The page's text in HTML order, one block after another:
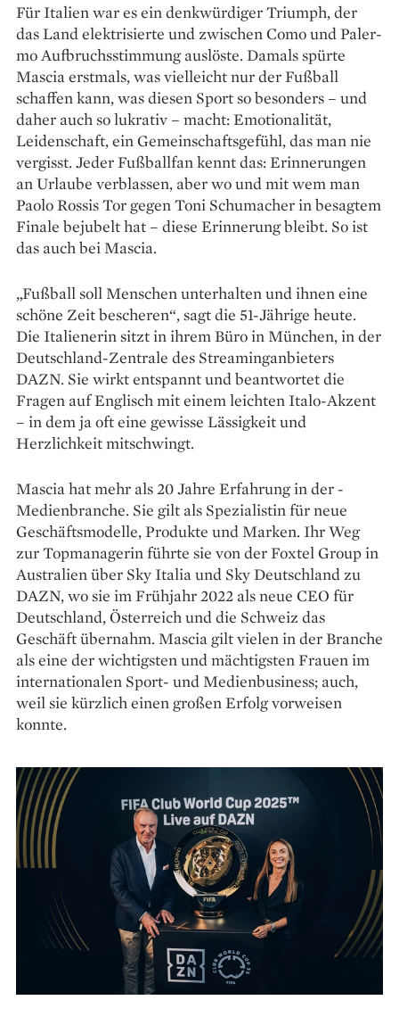
Für Italien war es ein denkwürdiger Triumph, der
das Land elektrisierte und zwischen Como und Paler­­
mo Aufbruchsstimmung auslöste. Damals spürte
Mascia erstmals, was vielleicht nur der Fußball
schaffen kann, was diesen Sport so besonders – und
daher auch so lukrativ – macht: Emotionalität,
Leidenschaft, ein Gemeinschaftsgefühl, das man nie
vergisst. Jeder Fußballfan kennt das: Erinnerungen
an Urlaube verblassen, aber wo und mit wem man
Paolo Rossis Tor gegen Toni Schumacher in besagtem
Finale bejubelt hat – diese ­Erinnerung bleibt. So ist
das auch bei Mascia.
„Fußball soll Menschen unterhalten und ihnen eine
schöne Zeit bescheren“, sagt die 51-Jährige heute.
Die Italienerin sitzt in ihrem Büro in München, in der
Deutschland-Zentrale des Streaminganbieters
DAZN. Sie wirkt entspannt und beantwortet die
Fragen auf Englisch mit einem leichten Italo-Akzent
– in dem ja oft eine gewisse Lässigkeit und
Herzlichkeit mitschwingt.
Mascia hat mehr als 20 Jahre Erfahrung in der ­
Medienbranche. Sie gilt als Spezialistin für neue
Geschäftsmodelle, Produkte und Marken. Ihr Weg
zur Top­managerin führte sie von der Foxtel Group in
Australien über Sky Italia und Sky Deutschland zu
DAZN, wo sie im Frühjahr 2022 als neue CEO für
Deutschland, Österreich und die Schweiz das
Geschäft übernahm. Mascia gilt vielen in der Branche
als eine der ­wichtigsten und mächtigsten Frauen im
internatio­nalen Sport- und Medienbusiness; auch,
weil sie kürzlich einen großen Erfolg vorweisen
konnte.